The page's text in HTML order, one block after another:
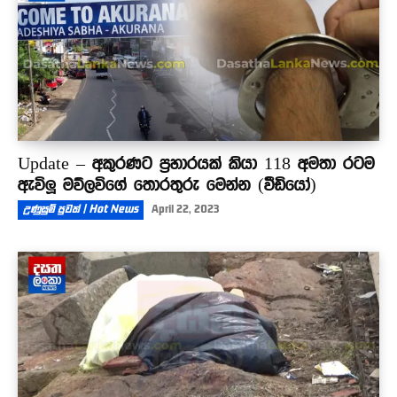
Update – අකුරණට ප්‍රහාරයක් කියා 118 අමතා රටම
ඇවිලූ මව්ලවිගේ තොරතුරු මෙන්න (වීඩියෝ)
උණුසුම් පුවත් | Hot News April 22, 2023